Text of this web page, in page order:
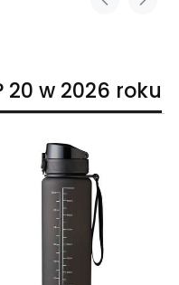
20 w 2026 roku